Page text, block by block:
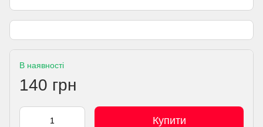
В наявності
140 грн
Купити